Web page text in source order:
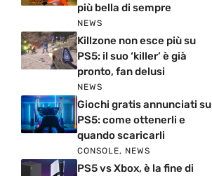
più bella di sempre
NEWS
Killzone non esce più su
PS5: il suo ‘killer’ è già
pronto, fan delusi
NEWS
Giochi gratis annunciati su
PS5: come ottenerli e
quando scaricarli
CONSOLE, NEWS
PS5 vs Xbox, è la fine di